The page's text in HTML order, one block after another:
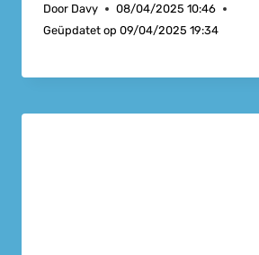
Door Davy
08/04/2025 10:46
Geüpdatet op 09/04/2025 19:34